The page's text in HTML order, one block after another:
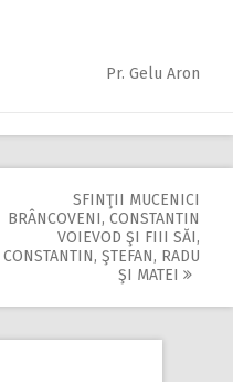
Pr. Gelu Aron
SFINŢII MUCENICI
BRÂNCOVENI, CONSTANTIN
VOIEVOD ŞI FIII SĂI,
CONSTANTIN, ŞTEFAN, RADU
ŞI MATEI